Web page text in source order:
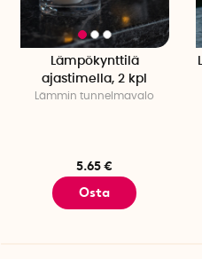
Lämpökynttilä
ajastimella, 2 kpl
Lämmin tunnelmavalo
5.65 €
Osta